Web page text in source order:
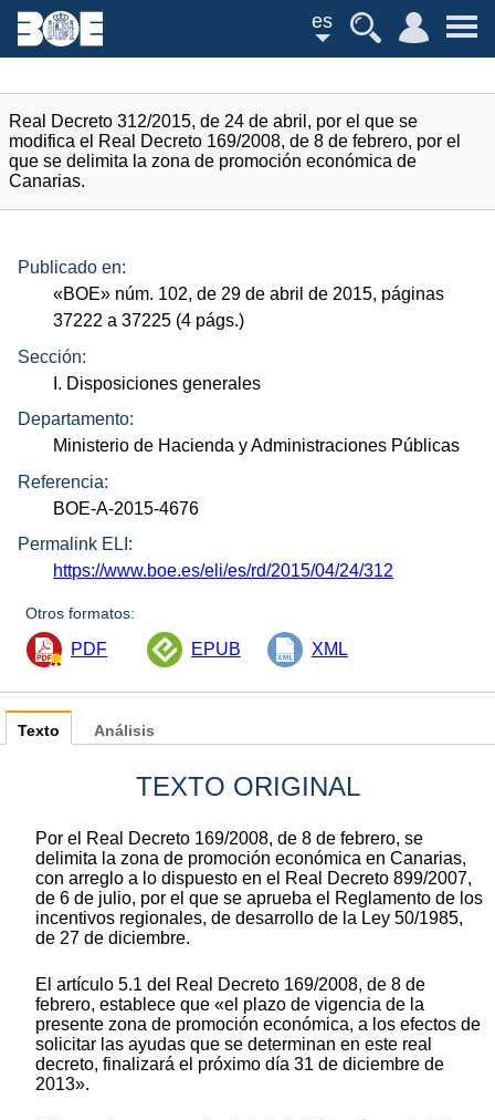
es
Real Decreto 312/2015, de 24 de abril, por el que se
modifica el Real Decreto 169/2008, de 8 de febrero, por el
que se delimita la zona de promoción económica de
Canarias.
Publicado en:
«BOE» núm. 102, de 29 de abril de 2015, páginas
37222 a 37225 (4 págs.)
Sección:
I. Disposiciones generales
Departamento:
Ministerio de Hacienda y Administraciones Públicas
Referencia:
BOE-A-2015-4676
Permalink ELI:
https://www.boe.es/eli/es/rd/2015/04/24/312
Otros formatos:
PDF EPUB XML
Texto
TEXTO ORIGINAL
Por el Real Decreto 169/2008, de 8 de febrero, se
delimita la zona de promoción económica en Canarias,
con arreglo a lo dispuesto en el Real Decreto 899/2007,
de 6 de julio, por el que se aprueba el Reglamento de los
incentivos regionales, de desarrollo de la Ley 50/1985,
de 27 de diciembre.
El artículo 5.1 del Real Decreto 169/2008, de 8 de
febrero, establece que «el plazo de vigencia de la
presente zona de promoción económica, a los efectos de
solicitar las ayudas que se determinan en este real
decreto, finalizará el próximo día 31 de diciembre de
2013».
Análisis